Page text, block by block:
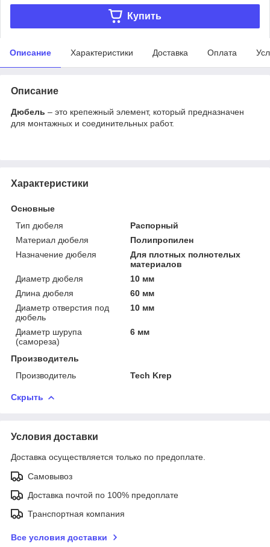
Купить
Описание Характеристики Доставка Оплата
Описание
Дюбель – это крепежный элемент, который предназначен
для монтажных и соединительных работ.
Характеристики
Основные
Тип дюбеля
Распорный
Материал дюбеля
Полипропилен
Назначение дюбеля
Для плотных полнотелых
материалов
Диаметр дюбеля
10 мм
Длина дюбеля
60 мм
Диаметр отверстия под
дюбель
10 мм
Диаметр шурупа
(самореза)
6 мм
Производитель
Производитель
Tech Krep
Скрыть
Условия доставки
Доставка осуществляется только по предоплате.
Самовывоз
Доставка почтой по 100% предоплате
Транспортная компания
Все условия доставки